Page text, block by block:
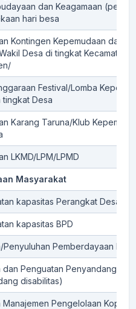
dan Keagamaan
hari besa
Kontingen Kepemudaan dan
Desa di tingkat Kecamatan
Festival/Lomba
tingkat Desa
Karang Taruna/Klub
LKMD/LPM/LPMD
Masyarakat
kapasitas Perangkat Desa
kapasitas BPD
Penyuluhan Pemberdayaan
dan Penguatan Penyandang
disabilitas)
Manajemen Pengelolaan